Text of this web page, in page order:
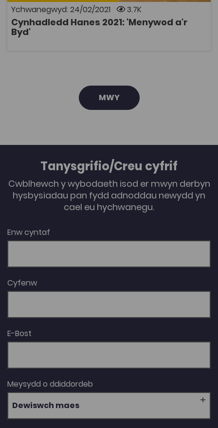
Ychwanegwyd: 24/02/2021 3.7K
Cynhadledd Hanes 2021: 'Menywod a'r
Byd'
menywod yn y Canol Oesoedd. Menywod ym
Mywgraffiadau Brenhinol y Canol Oeseodd - Dr
Rebecca Thomas, Prifysgol Bangor Menywod a'r
naratifau amdanynt yng Nghymru Oes y Chwyldro
Ffrengig - Dr Marion Löffler, Prifysgol Caerdydd
AGOR
MWY
Tanysgrifio/Creu cyfrif
Cwblhewch y wybodaeth isod er mwyn derbyn
hysbysiadau pan fydd adnoddau newydd yn
cael eu hychwanegu.
Enw cyntaf
Cyfenw
E-Bost
Meysydd o ddiddordeb
Dewiswch maes